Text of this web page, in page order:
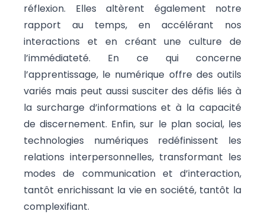
réflexion. Elles altèrent également notre
rapport au temps, en accélérant nos
interactions et en créant une culture de
l’immédiateté. En ce qui concerne
l’apprentissage, le numérique offre des outils
variés mais peut aussi susciter des défis liés à
la surcharge d’informations et à la capacité
de discernement. Enfin, sur le plan social, les
technologies numériques redéfinissent les
relations interpersonnelles, transformant les
modes de communication et d’interaction,
tantôt enrichissant la vie en société, tantôt la
complexifiant.